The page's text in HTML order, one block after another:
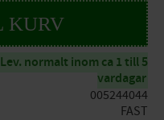
Lev. normalt inom ca 1 till 5
vardagar
005244044
FAST